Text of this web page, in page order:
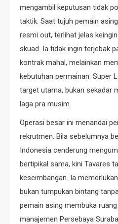
mengambil keputusan tidak
taktik. Saat tujuh pemain
resmi out, terlihat jelas
skuad. Ia tidak ingin terjebak
kontrak mahal, melainkan
kebutuhan permainan. Super
target utama, bukan sekadar
laga pra musim.
Operasi besar ini menandai
rekrutmen. Bila sebelumnya
Indonesia cenderung
bertipikal sama, kini Tavares
keseimbangan. Ia
bukan tumpukan bintang
pemain asing membuka
manajemen Persebaya